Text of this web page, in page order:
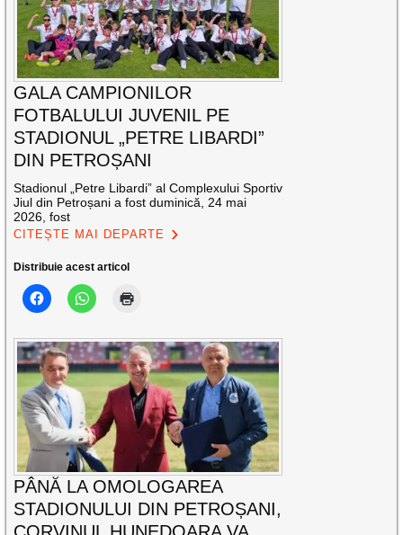
GALA CAMPIONILOR
FOTBALULUI JUVENIL PE
STADIONUL „PETRE LIBARDI”
DIN PETROȘANI
Stadionul „Petre Libardi” al Complexului Sportiv
Jiul din Petroșani a fost duminică, 24 mai
2026, fost
CITEȘTE MAI DEPARTE
Distribuie acest articol
PÂNĂ LA OMOLOGAREA
STADIONULUI DIN PETROȘANI,